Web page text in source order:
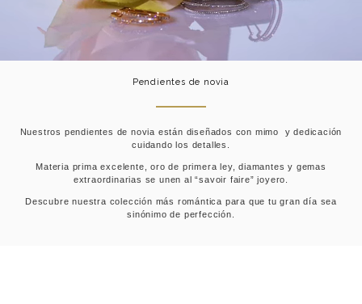
Pendientes de novia
Nuestros pendientes de novia están diseñados con mimo y dedicación
cuidando los detalles.
Materia prima excelente, oro de primera ley, diamantes y gemas
extraordinarias se unen al “savoir faire” joyero.
Descubre nuestra colección más romántica para que tu gran día sea
sinónimo de perfección.